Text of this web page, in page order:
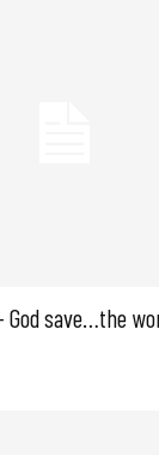
God save…the